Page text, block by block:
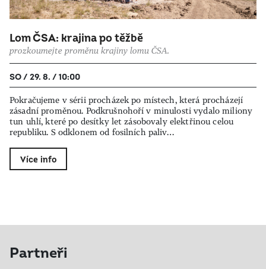
Lom ČSA: krajina po těžbě
prozkoumejte proměnu krajiny lomu ČSA.
SO / 29. 8. / 10:00
Pokračujeme v sérii procházek po místech, která procházejí
zásadní proměnou. Podkrušnohoří v minulosti vydalo miliony
tun uhlí, které po desítky let zásobovaly elektřinou celou
republiku. S odklonem od fosilních paliv…
Více info
Partneři